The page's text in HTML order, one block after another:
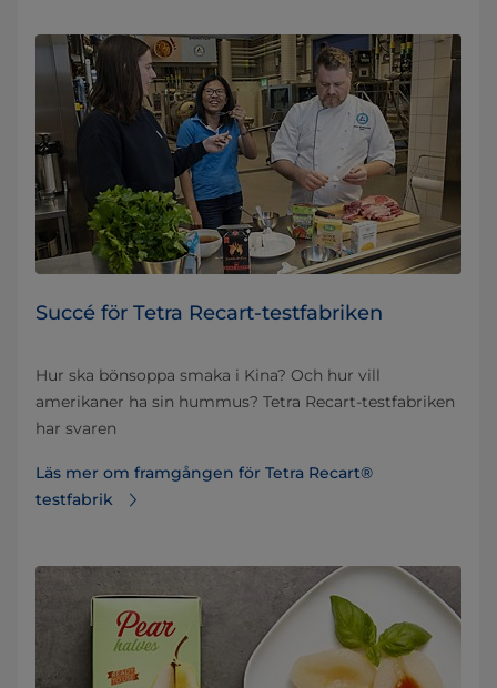
​​​​​​​​Succé för Tetra Recart-testfabriken
Hur ska bönsoppa smaka i Kina? Och hur vill
amerikaner ha sin hummus? Tetra Recart-testfabriken
har svaren
Läs mer om framgången för Tetra Recart®
testfabrik